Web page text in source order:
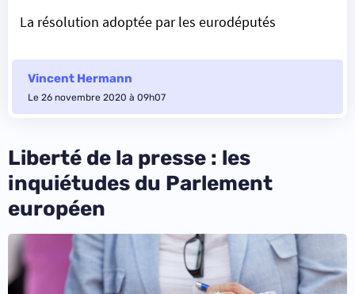
La résolution adoptée par les eurodéputés
Vincent Hermann
Le 26 novembre 2020 à 09h07
Liberté de la presse : les
inquiétudes du Parlement
européen